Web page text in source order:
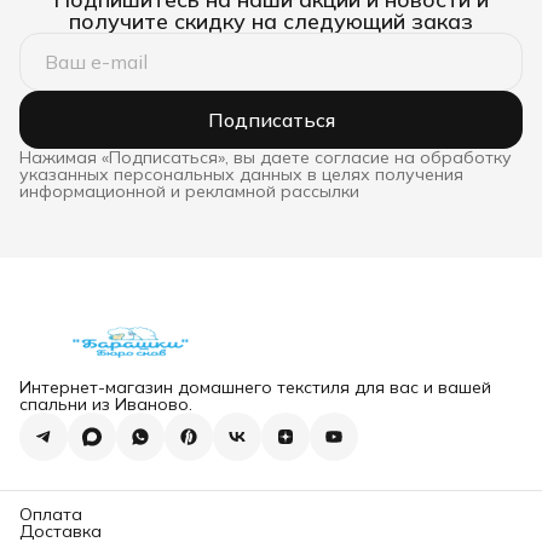
получите скидку на следующий заказ
Подписаться
Нажимая «Подписаться», вы даете согласие на обработку
указанных персональных данных в целях получения
информационной и рекламной рассылки
Интернет-магазин домашнего текстиля для вас и вашей
спальни из Иваново.
Оплата
Доставка